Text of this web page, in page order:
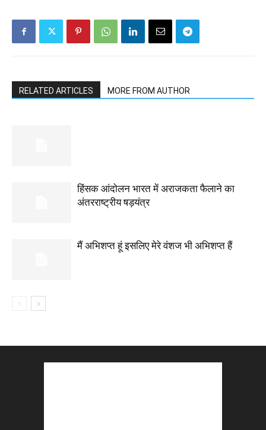
RELATED ARTICLES MORE FROM AUTHOR
हिंसक आंदोलन भारत में अराजकता फैलाने का
अंतरराष्ट्रीय षड़यंत्र
मैं अभिशप्त हूं इसलिए मेरे वंशज भी अभिशप्त हैं